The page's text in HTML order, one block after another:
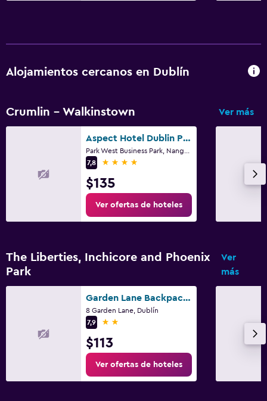
Alojamientos cercanos en Dublín
Crumlin - Walkinstown Ver más
Aspect Hotel Dublin Park West
7,8
4 estrellas
$135
Ver ofertas de hoteles
The Liberties, Inchicore and Phoenix
Park
Ver
más
Garden Lane Backpackers
8 Garden Lane, Dublín
7,9
2 estrellas
$113
Ver ofertas de hoteles